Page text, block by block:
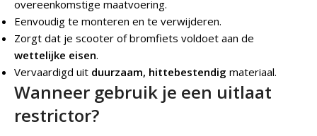
overeenkomstige maatvoering.
Eenvoudig te monteren en te verwijderen.
Zorgt dat je scooter of bromfiets voldoet aan de
wettelijke eisen.
Vervaardigd uit duurzaam, hittebestendig materiaal.
Wanneer gebruik je een uitlaat
restrictor?